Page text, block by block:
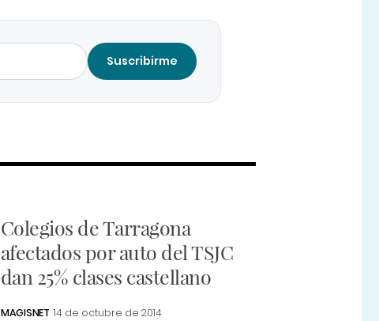
Suscribirme
Colegios de Tarragona
afectados por auto del TSJC
dan 25% clases castellano
MAGISNET 14 de octubre de 2014